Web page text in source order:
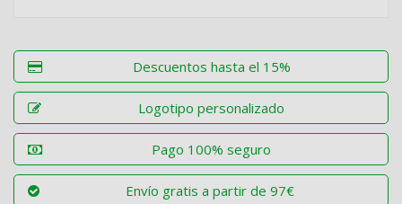
Descuentos hasta el 15%
Logotipo personalizado
Pago 100% seguro
Envío gratis a partir de 97€